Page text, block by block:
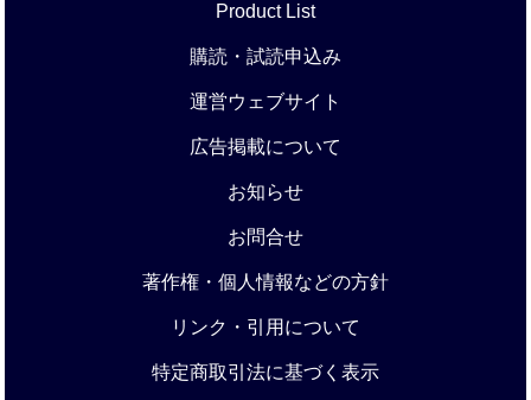
Product List
購読・試読申込み
運営ウェブサイト
広告掲載について
お知らせ
お問合せ
著作権・個人情報などの方針
リンク・引用について
特定商取引法に基づく表示